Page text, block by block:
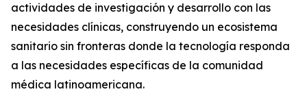
actividades de investigación y desarrollo con las
necesidades clínicas, construyendo un ecosistema
sanitario sin fronteras donde la tecnología responda
a las necesidades específicas de la comunidad
médica latinoamericana.